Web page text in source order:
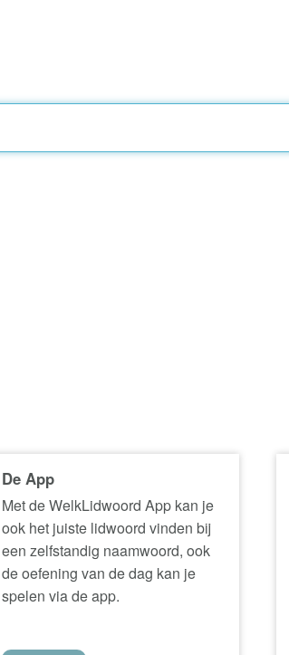
De App
Met de WelkLidwoord App kan je
ook het juiste lidwoord vinden bij
een zelfstandig naamwoord, ook
de oefening van de dag kan je
spelen via de app.